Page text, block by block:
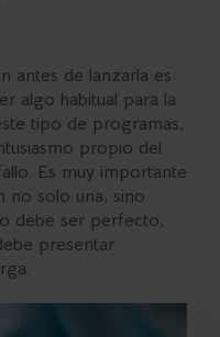
antes de lanzarla es
algo habitual para la
tipo de programas,
propio del
Es muy importante
no solo una, sino
debe ser perfecto,
presentar